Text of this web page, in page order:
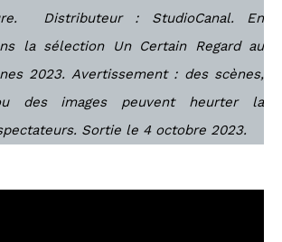
Distributeur : StudioCanal. En
la sélection Un Certain Regard au
2023. Avertissement : des scènes,
des images peuvent heurter la
Sortie le 4 octobre 2023.